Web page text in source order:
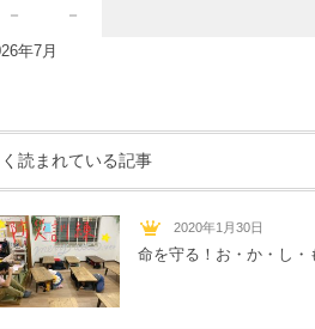
－ －
年7月
読まれている記事
2020年1月30日
命を守る！お・か・し・